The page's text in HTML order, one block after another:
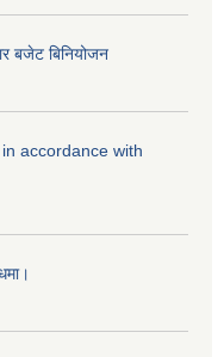
बजेट बिनियोजन
accordance with